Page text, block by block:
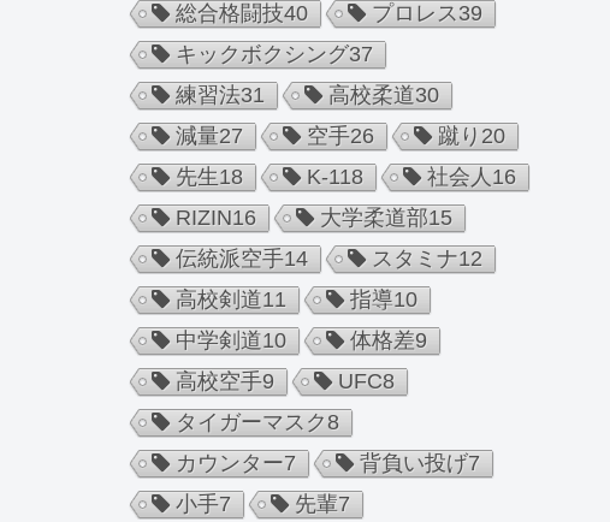
総合格闘技40 プロレス39
キックボクシング37
練習法31 高校柔道30
減量27 空手26 蹴り 20
先生18 K-118 社会人 16
RIZIN16 大学柔道部15
伝統派空手14 スタミナ12
高校剣道11 指導10
中学剣道10 体格差9
高校空手9 UFC8
タイガーマスク8
カウンター7 背負い投げ7
小手7 先輩7